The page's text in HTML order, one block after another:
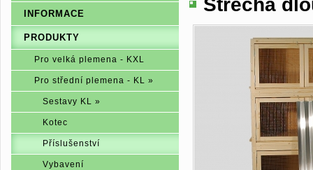
INFORMACE
PRODUKTY
Pro velká plemena - KXL
Pro střední plemena - KL »
Sestavy KL »
Kotec
Příslušenství
Vybavení